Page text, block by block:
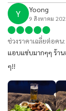
Y Yoong
9 สิงหาคม
ช่วงราคาเฉลี่ยต่อคน:
แอบแซ่บมากๆๆ ร้าน
ๆ!!